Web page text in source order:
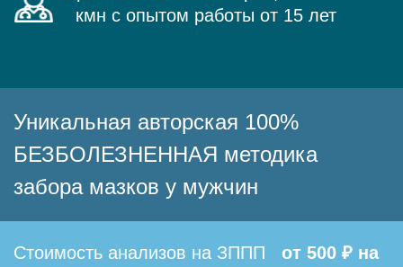
кмн с опытом работы от 15 лет
Уникальная авторская 100%
БЕЗБОЛЕЗНЕННАЯ методика
забора мазков у мужчин
Стоимость анализов на ЗППП
от 500 ₽ на